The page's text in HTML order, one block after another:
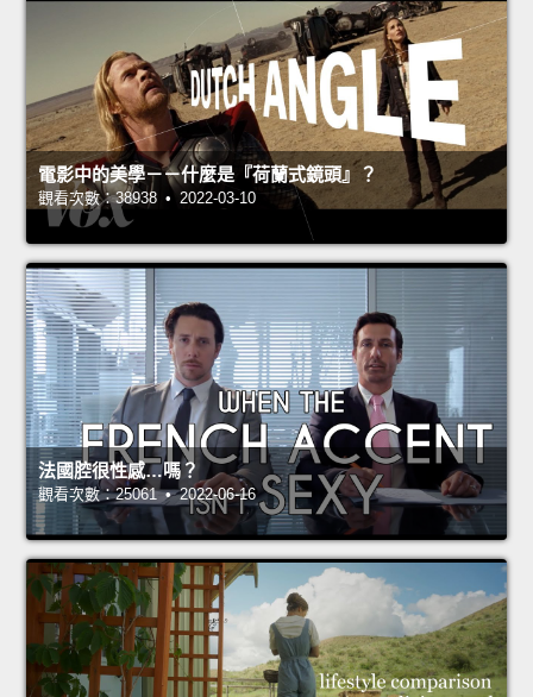
電影中的美學－－什麼是『荷蘭式鏡頭』？
觀看次數：38938 • 2022-03-10
法國腔很性感…嗎？
觀看次數：25061 • 2022-06-16